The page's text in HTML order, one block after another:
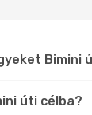
Bimini
úti célba?